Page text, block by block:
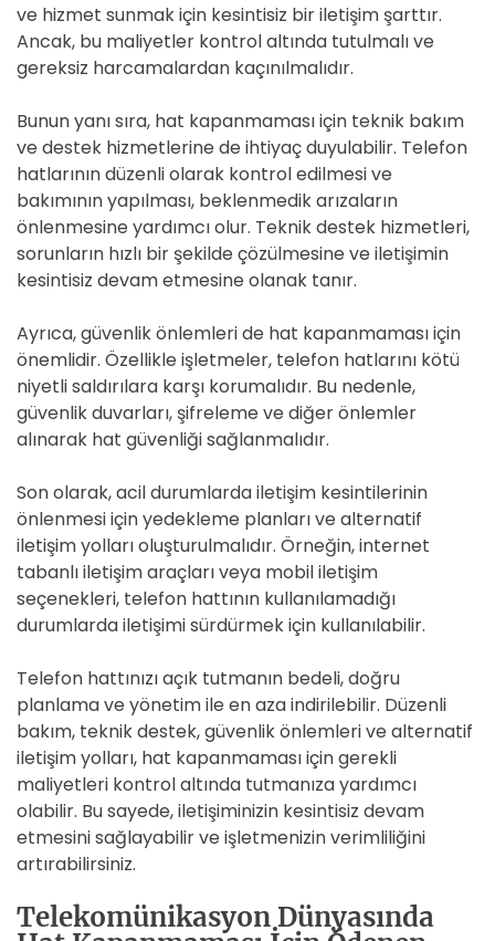
ve hizmet sunmak için kesintisiz bir iletişim şarttır.
Ancak, bu maliyetler kontrol altında tutulmalı ve
gereksiz harcamalardan kaçınılmalıdır.
Bunun yanı sıra, hat kapanmaması için teknik bakım
ve destek hizmetlerine de ihtiyaç duyulabilir. Telefon
hatlarının düzenli olarak kontrol edilmesi ve
bakımının yapılması, beklenmedik arızaların
önlenmesine yardımcı olur. Teknik destek hizmetleri,
sorunların hızlı bir şekilde çözülmesine ve iletişimin
kesintisiz devam etmesine olanak tanır.
Ayrıca, güvenlik önlemleri de hat kapanmaması için
önemlidir. Özellikle işletmeler, telefon hatlarını kötü
niyetli saldırılara karşı korumalıdır. Bu nedenle,
güvenlik duvarları, şifreleme ve diğer önlemler
alınarak hat güvenliği sağlanmalıdır.
Son olarak, acil durumlarda iletişim kesintilerinin
önlenmesi için yedekleme planları ve alternatif
iletişim yolları oluşturulmalıdır. Örneğin, internet
tabanlı iletişim araçları veya mobil iletişim
seçenekleri, telefon hattının kullanılamadığı
durumlarda iletişimi sürdürmek için kullanılabilir.
Telefon hattınızı açık tutmanın bedeli, doğru
planlama ve yönetim ile en aza indirilebilir. Düzenli
bakım, teknik destek, güvenlik önlemleri ve alternatif
iletişim yolları, hat kapanmaması için gerekli
maliyetleri kontrol altında tutmanıza yardımcı
olabilir. Bu sayede, iletişiminizin kesintisiz devam
etmesini sağlayabilir ve işletmenizin verimliliğini
artırabilirsiniz.
Telekomünikasyon Dünyasında